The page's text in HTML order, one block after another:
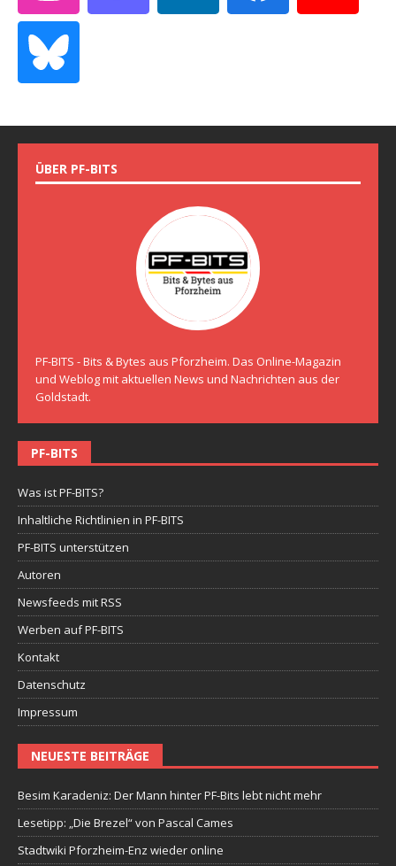
ÜBER PF-BITS
PF-BITS - Bits & Bytes aus Pforzheim. Das Online-Magazin
und Weblog mit aktuellen News und Nachrichten aus der
Goldstadt.
PF-BITS
Was ist PF-BITS?
Inhaltliche Richtlinien in PF-BITS
PF-BITS unterstützen
Autoren
Newsfeeds mit RSS
Werben auf PF-BITS
Kontakt
Datenschutz
Impressum
NEUESTE BEITRÄGE
Besim Karadeniz: Der Mann hinter PF-Bits lebt nicht mehr
Lesetipp: „Die Brezel“ von Pascal Cames
Stadtwiki Pforzheim-Enz wieder online